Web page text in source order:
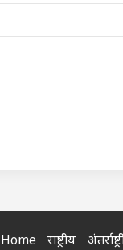
Home राष्ट्रीय